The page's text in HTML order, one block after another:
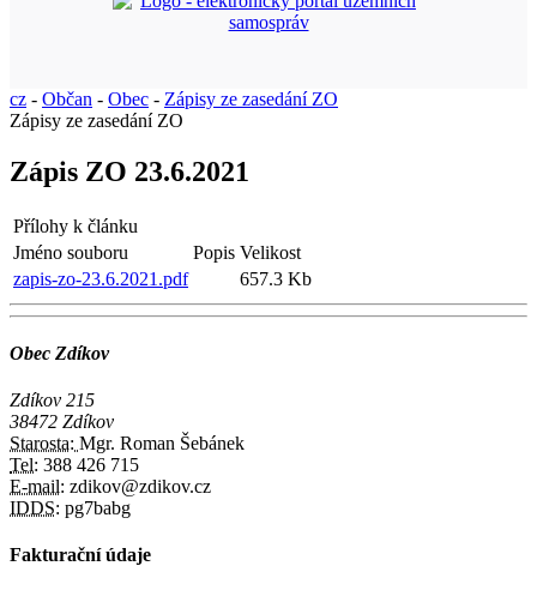
cz - Občan - Obec - Zápisy ze zasedání ZO
Zápisy ze zasedání ZO
Zápis ZO 23.6.2021
Přílohy k článku
Jméno souboru
Popis Velikost
zapis-zo-23.6.2021.pdf
657.3 Kb
Obec Zdíkov
Zdíkov 215
38472 Zdíkov
Starosta: Mgr. Roman Šebánek
Tel: 388 426 715
E-mail: zdikov@zdikov.cz
IDDS: pg7babg
Fakturační údaje